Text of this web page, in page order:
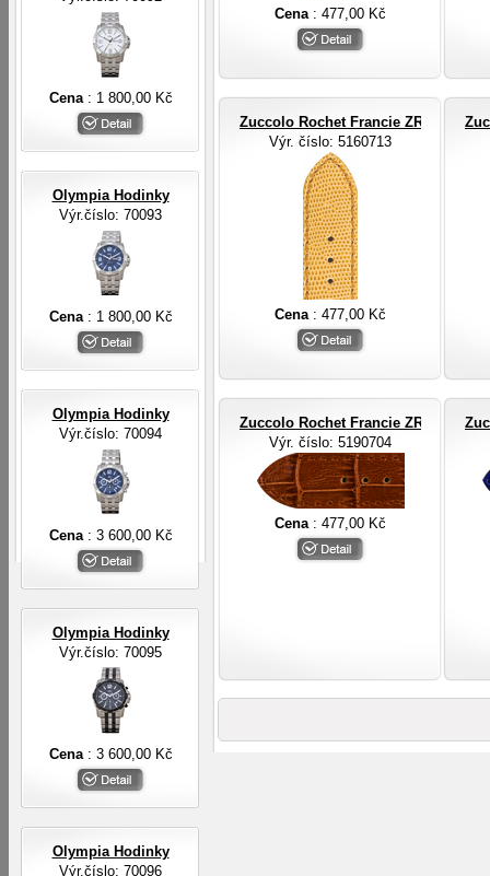
Cena : 477,00 Kč
Zuccolo Rochet Francie ZRC
Výr. číslo: 5160713
Cena : 477,00 Kč
Zuccolo Rochet Francie ZRC
Výr. číslo: 5190704
Cena : 477,00 Kč
Cena : 1 800,00 Kč
Olympia Hodinky
Výr.číslo: 70093
Cena : 1 800,00 Kč
Olympia Hodinky
Výr.číslo: 70094
Cena : 3 600,00 Kč
Olympia Hodinky
Výr.číslo: 70095
Cena : 3 600,00 Kč
Olympia Hodinky
Výr.číslo: 70096